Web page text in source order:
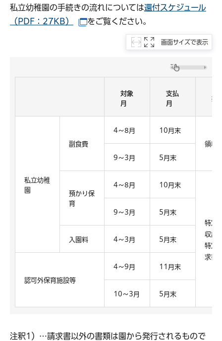
私立幼稚園の手続きの流れについては還付スケジュール
（PDF：27KB）
（別ウインドウで開きます）
をご覧ください。
画面サイズで表示
対象
月
支払
月
提
私立幼稚
園
副食費
4～8月 10月末
領収
9～3月 5月末
預かり保
育
4～8月 10月末
特定
収証
特定
求書
9～3月 5月末
入園料 4～3月 5月末
認可外保育施設等
4～9月 11月末
10～3月 5月末
注釈1）…請求書以外の書類は園から発行されるもので